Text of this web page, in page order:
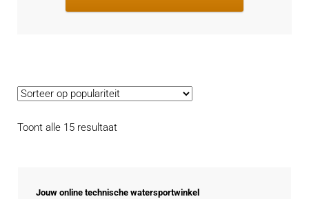
Toont alle 15 resultaatGesorteerd
Jouw online technische watersportwinkel